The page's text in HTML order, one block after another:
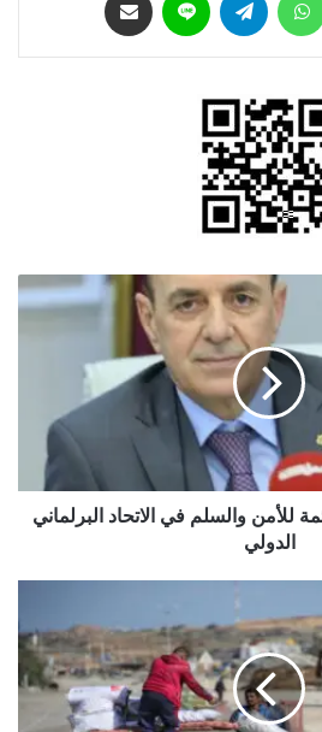
للأمن والسلم في الاتحاد البرلماني
الدولي